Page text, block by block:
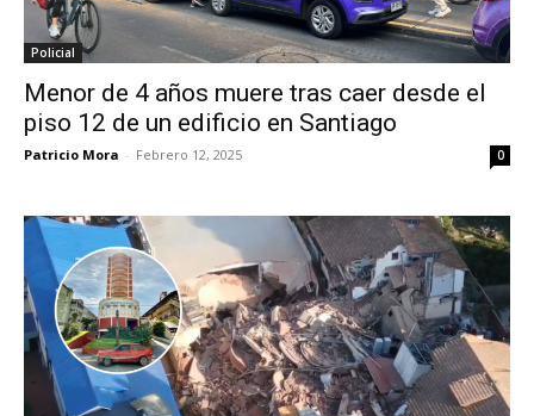
Policial
Menor de 4 años muere tras caer desde el
piso 12 de un edificio en Santiago
Patricio Mora - Febrero 12, 2025 0